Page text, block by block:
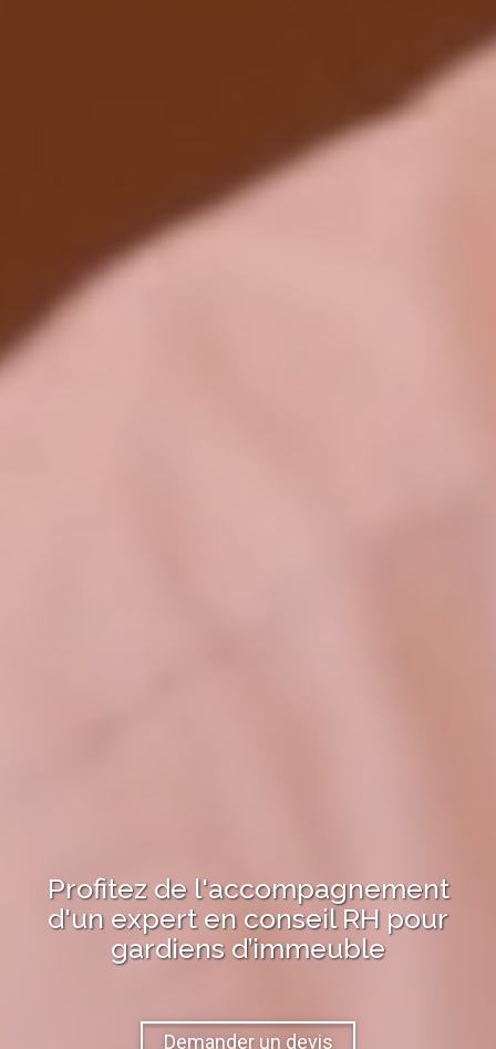
Profitez de l'accompagnement
d'un expert en conseil RH pour
gardiens d’immeuble
Demander un devis